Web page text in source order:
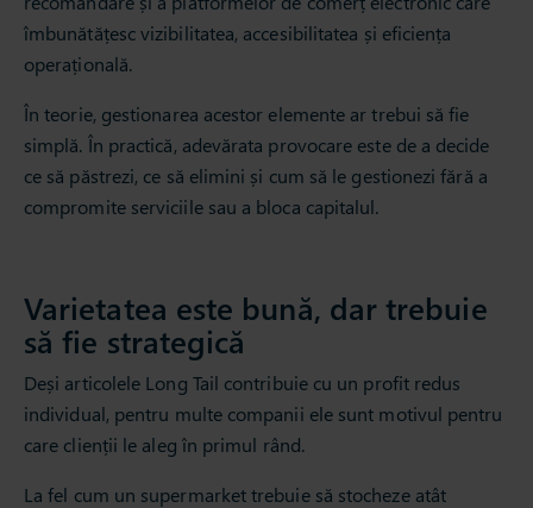
îmbunătățesc vizibilitatea, accesibilitatea și eficiența
operațională.
În teorie, gestionarea acestor elemente ar trebui să fie
simplă. În practică, adevărata provocare este de a decide
ce să păstrezi, ce să elimini și cum să le gestionezi fără a
compromite serviciile sau a bloca capitalul.
Varietatea este bună, dar trebuie
să fie strategică
Deși articolele Long Tail contribuie cu un profit redus
individual, pentru multe companii ele sunt motivul pentru
care clienții le aleg în primul rând.
La fel cum un supermarket trebuie să stocheze atât